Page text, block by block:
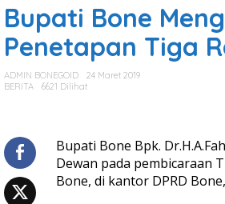
p
a
t
i
o
e
g
h
Bupati Bone
Penetapan Tiga
ADMIN BONEGOID
24 Maret 2019
BERITA
6621 Dilihat
Bupati Bone Bpk.
Dewan pada pembicaraan
Bone, di kantor DPRD